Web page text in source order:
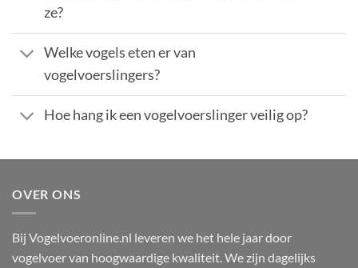
ze?
Welke vogels eten er van
vogelvoerslingers?
Hoe hang ik een vogelvoerslinger veilig op?
OVER ONS
Bij Vogelvoeronline.nl leveren we het hele jaar door
vogelvoer van hoogwaardige kwaliteit. We zijn dagelijks